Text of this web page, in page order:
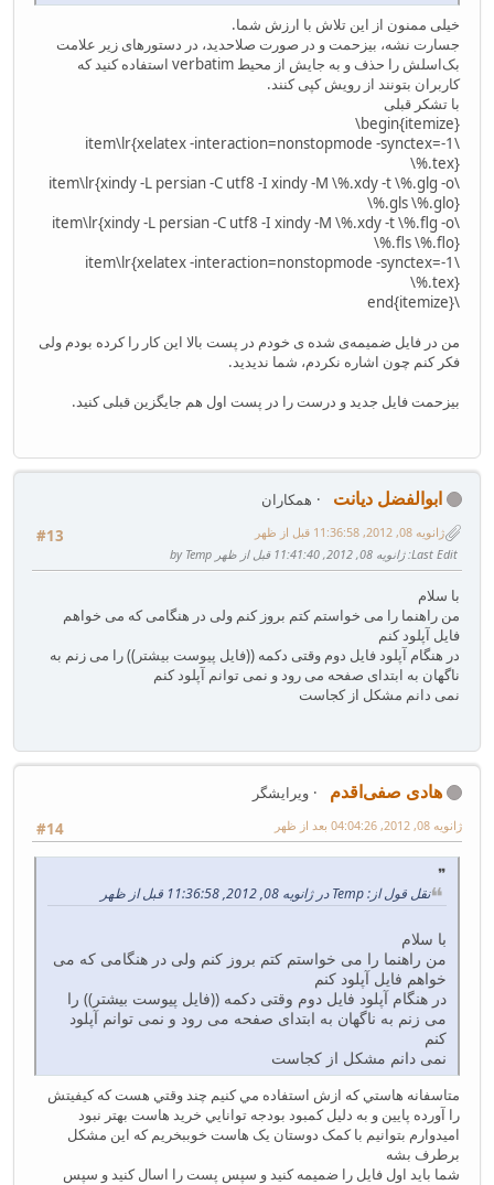
خیلی ممنون از این تلاش با ارزش شما.
جسارت نشه، بیزحمت و در صورت صلاحدید، در دستورهای زیر علامت
بک‌اسلش را حذف و به جایش از محیط verbatim استفاده کنید که
کاربران بتونند از رویش کپی کنند.
با تشکر قبلی
‎\begin{itemize}
\item\lr{xelatex -interaction=nonstopmode -synctex=-1
\%.tex}
\item\lr{xindy -L persian -C utf8 -I xindy -M \%.xdy -t \%.glg -o
\%.gls \%.glo}
\item\lr{xindy -L persian -C utf8 -I xindy -M \%.xdy -t \%.flg -o
\%.fls \%.flo}
\item\lr{xelatex -interaction=nonstopmode -synctex=-1
\%.tex}
\end{itemize}
من در فایل ضمیمه‌ی شده ی خودم در پست بالا این کار را کرده بودم ولی
فکر کنم چون اشاره نکردم، شما ندیدید.
بیزحمت فایل جدید و درست‌ را در پست اول هم جایگزین قبلی کنید.
ابوالفضل دیانت
همکاران
#13
ژانویه 08, 2012, 11:36:58 قبل از ظهر
Last Edit: ژانویه 08, 2012, 11:41:40 قبل از ظهر by Temp
با سلام
من راهنما را می خواستم کتم بروز کنم ولی در هنگامی که می خواهم
فایل آپلود کنم
در هنگام آپلود فایل دوم وقتی دکمه ((فایل پیوست بیشتر)) را می زنم به
ناگهان به ابتدای صفحه می رود و نمی توانم آپلود کنم
نمی دانم مشکل از کجاست
هادی صفی‌اقدم
ویرایشگر
#14
ژانویه 08, 2012, 04:04:26 بعد از ظهر
نقل قول از: Temp در ژانویه 08, 2012, 11:36:58 قبل از ظهر
با سلام
من راهنما را می خواستم کتم بروز کنم ولی در هنگامی که می
خواهم فایل آپلود کنم
در هنگام آپلود فایل دوم وقتی دکمه ((فایل پیوست بیشتر)) را
می زنم به ناگهان به ابتدای صفحه می رود و نمی توانم آپلود
کنم
نمی دانم مشکل از کجاست
متاسفانه هاستي که ازش استفاده مي کنيم چند وقتي هست که کيفيتش
را آورده پايين و به دليل کمبود بودجه توانايي خريد هاست بهتر نبود
اميدوارم بتوانيم با کمک دوستان يک هاست خوببخريم که اين مشکل
برطرف بشه
شما بايد اول فايل را ضميمه کنيد و سپس پست را اسال کنيد و سپس